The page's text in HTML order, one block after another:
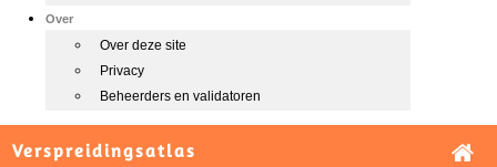
Over
Over deze site
Privacy
Beheerders en validatoren
Verspreidingsatlas